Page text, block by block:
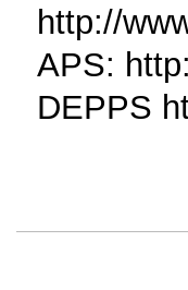
http://
APS:
DEPPS